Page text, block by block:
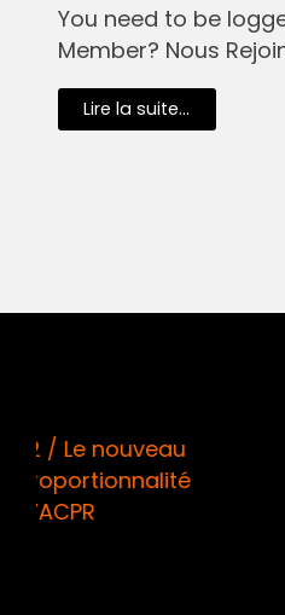
You need to be
Member? Nous
Lire la suite...
Démarchage
Opt-in obligatoire à
du 11 août